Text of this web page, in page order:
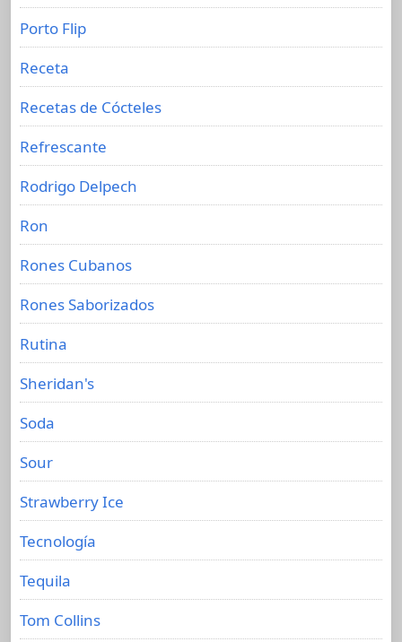
Porto Flip
Receta
Recetas de Cócteles
Refrescante
Rodrigo Delpech
Ron
Rones Cubanos
Rones Saborizados
Rutina
Sheridan's
Soda
Sour
Strawberry Ice
Tecnología
Tequila
Tom Collins